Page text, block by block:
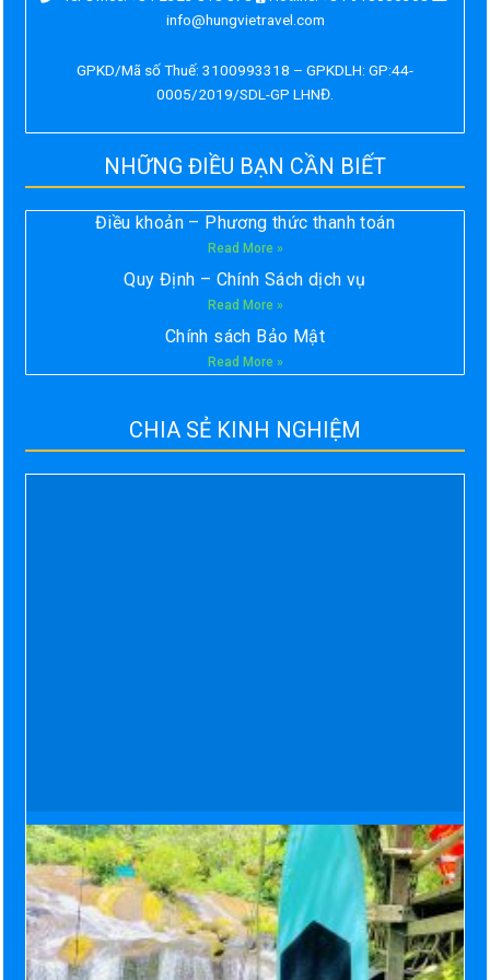
info@hungvietravel.com
GPKD/Mã số Thuế: 3100993318 – GPKDLH: GP:44-
0005/2019/SDL-GP LHNĐ.
NHỮNG ĐIỀU BẠN CẦN BIẾT
Điều khoản – Phương thức thanh toán
Read More »
Quy Định – Chính Sách dịch vụ
Read More »
Chính sách Bảo Mật
Read More »
CHIA SẺ KINH NGHIỆM